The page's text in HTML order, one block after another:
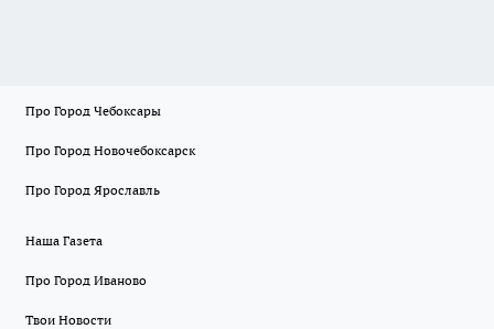
Про Город Чебоксары
Про Город Новочебоксарск
Про Город Ярославль
Наша Газета
Про Город Иваново
Твои Новости